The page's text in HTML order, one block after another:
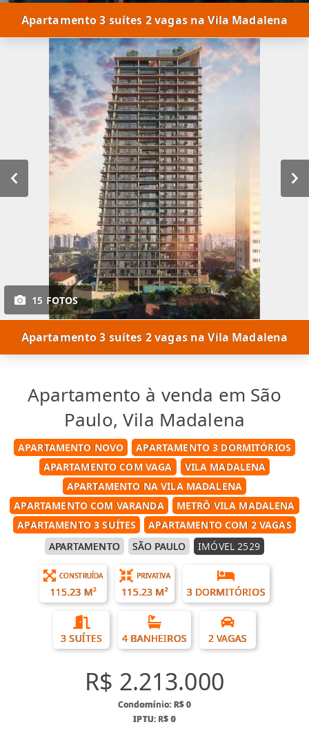
Apartamento 3 suítes 2 vagas na Vila Madalena
15 FOTOS
Apartamento 3 suítes 2 vagas na Vila Madalena
Apartamento à venda em São
Paulo, Vila Madalena
APARTAMENTO NOVO
APARTAMENTO 3 DORMITÓRIOS
APARTAMENTO COM VAGA
VILA MADALENA
APARTAMENTO NA VILA MADALENA
APARTAMENTO COM VARANDA
METRÔ VILA MADALENA
APARTAMENTO 3 SUÍTES
APARTAMENTO COM 2 VAGAS
APARTAMENTO
SÃO PAULO IMÓVEL 2529
CONSTRUÍDA
115.23 M²
PRIVATIVA
115.23 M² 3 DORMITÓRIOS
3 SUÍTES 4 BANHEIROS 2 VAGAS
R$ 2.213.000
Condomínio: R$ 0
IPTU: R$ 0